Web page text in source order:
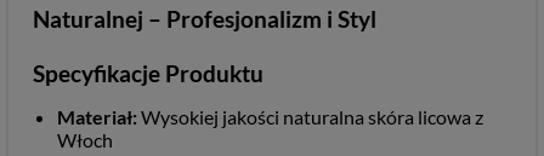
Naturalnej – Profesjonalizm i Styl
Specyfikacje Produktu
Materiał: Wysokiej jakości naturalna skóra licowa z
Włoch